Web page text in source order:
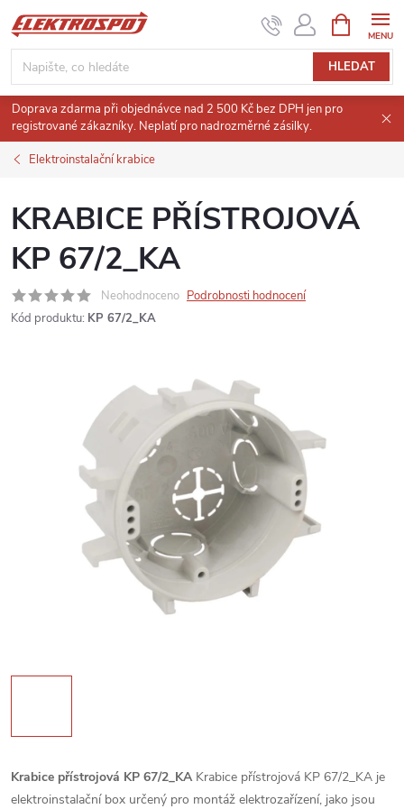
Přejít
na
obsah
HLEDAT
NÁKUPNÍ
KOŠÍK
Doprava zdarma při objednávce nad 2 500 Kč bez DPH jen pro
registrované zákazníky. Neplatí pro nadrozměrné zásilky.
Elektroinstalační krabice
KRABICE PŘÍSTROJOVÁ
KP 67/2_KA
Neohodnoceno Podrobnosti hodnocení
Kód produktu: KP 67/2_KA
Krabice přístrojová KP 67/2_KA Krabice přístrojová KP 67/2_KA je
elektroinstalační box určený pro montáž elektrozařízení, jako jsou